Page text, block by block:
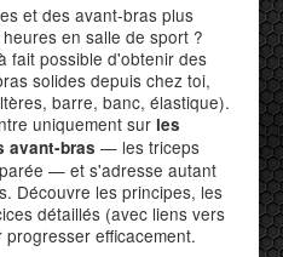
et des avant-bras plus
en salle de sport ?
fait possible d'obtenir des
solides depuis chez toi,
barre, banc, élastique).
uniquement sur les
avant-bras — les triceps
— et s'adresse autant
Découvre les principes, les
détaillés (avec liens vers
efficacement.